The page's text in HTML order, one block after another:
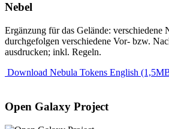
Nebel
Ergänzung für das Gelände: verschiedene
durchgefolgen verschiedene Vor- bzw.
ausdrucken; inkl. Regeln.
Download Nebula Tokens English
Open Galaxy Project